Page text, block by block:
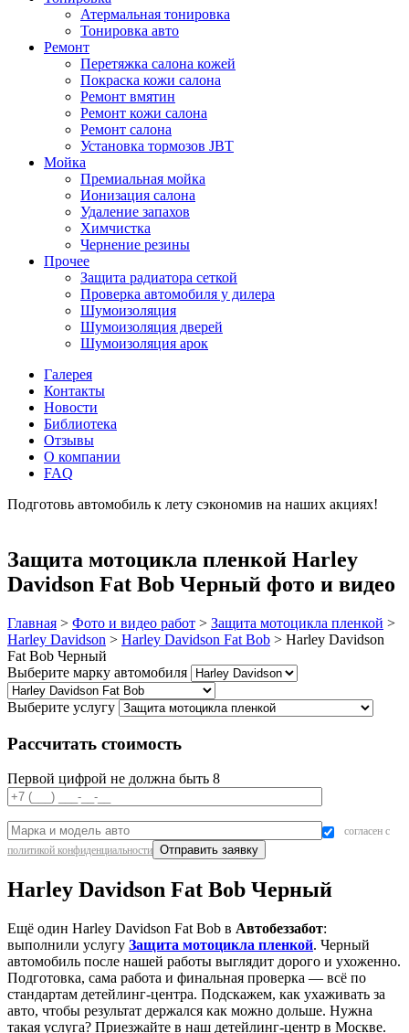
Атермальная тонировка
Тонировка авто
Ремонт
Перетяжка салона кожей
Покраска кожи салона
Ремонт вмятин
Ремонт кожи салона
Ремонт салона
Установка тормозов JBT
Мойка
Премиальная мойка
Ионизация салона
Удаление запахов
Химчистка
Чернение резины
Прочее
Защита радиатора сеткой
Проверка автомобиля у дилера
Шумоизоляция
Шумоизоляция дверей
Шумоизоляция арок
Галерея
Контакты
Новости
Библиотека
Отзывы
О компании
FAQ
Подготовь автомобиль к лету сэкономив на наших акциях!
Защита мотоцикла пленкой Harley
Davidson Fat Bob Черный фото и видео
Главная > Фото и видео работ > Защита мотоцикла пленкой >
Harley Davidson > Harley Davidson Fat Bob > Harley Davidson
Fat Bob Черный
Выберите марку автомобиля
Выберите услугу
Рассчитать стоимость
Первой цифрой не должна быть 8
согласен с
политикой конфиденциальности
Harley Davidson Fat Bob Черный
Ещё один Harley Davidson Fat Bob в Автобеззабот:
выполнили услугу Защита мотоцикла пленкой. Черный
автомобиль после нашей работы выглядит дорого и ухоженно.
Подготовка, сама работа и финальная проверка — всё по
стандартам детейлинг-центра. Подскажем, как ухаживать за
авто, чтобы результат держался как можно дольше. Нужна
такая услуга? Приезжайте в наш детейлинг-центр в Москве.